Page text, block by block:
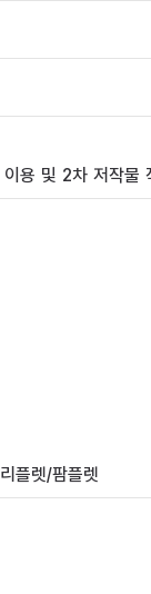
용 및 2차 저작물
플렛/팜플렛